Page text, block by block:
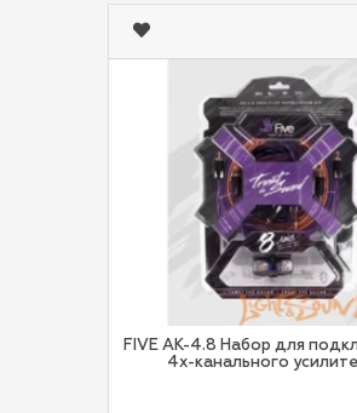
FIVE AK-4.8 Набор для
4х-канального